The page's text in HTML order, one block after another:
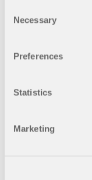
Selection
Necessary
Preferences
Statistics
Marketing
Apprezziamo
l'approccio